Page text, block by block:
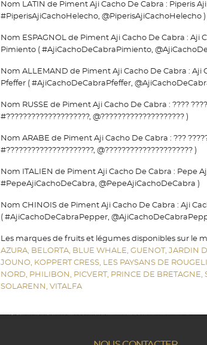
Nom LATIN de Piment Aji Cacho De Cabra : Piperis
#PiperisAjiCachoHelecho, @PiperisAjiCachoHelecho )
Nom ESPAGNOL de Piment Aji Cacho De Cabra : Aji
Pimiento ( #AjiCachoDeCabraPimiento,
Nom ALLEMAND de Piment Aji Cacho De Cabra : Aji
Pfeffer ( #AjiCachoDeCabraPfeffer,
Nom RUSSE de Piment Aji Cacho De Cabra : ???? ????
#????????????????????, @???????????????????? )
Nom ARABE de Piment Aji Cacho De Cabra : ??? ?????
#?????????????????????, @????????????????????? )
Nom ITALIEN de Piment Aji Cacho De Cabra : Pepe
#PepeAjiCachoDeCabra, @PepeAjiCachoDeCabra )
Nom CHINOIS de Piment Aji Cacho De Cabra : Aji
( #AjiCachoDeCabraPepper,
Les marques de fruits et légumes disponibles sur le
AZURA, BELORTA, BLUE WHALE, GUENOT, JARDIN
JOUNO, KOPPERT CRESS, LES PAYSANS DE
NORD, PHILIBON, PICVERT, PRINCE DE BRETAGNE,
SOLARENN, VITALFA